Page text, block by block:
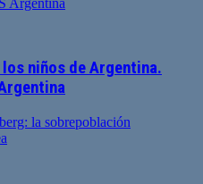
niños de Argentina.